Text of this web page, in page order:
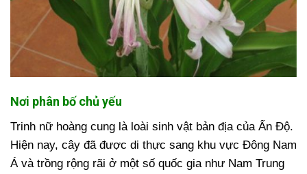
Nơi phân bố chủ yếu
Trinh nữ hoàng cung là loài sinh vật bản địa của Ấn Độ.
Hiện nay, cây đã được di thực sang khu vực Đông Nam
Á và trồng rộng rãi ở một số quốc gia như Nam Trung